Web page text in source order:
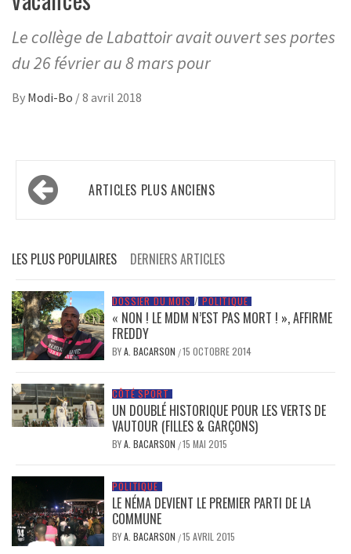
Le collège de Labattoir avait ouvert ses portes
du 26 février au 8 mars pour
By Modi-Bo /8 avril 2018
Navigation
des ARTICLES PLUS ANCIENS
LES PLUS POPULAIRES DERNIERS ARTICLES
DOSSIER DU MOIS / POLITIQUE
« NON ! LE MDM N’EST PAS MORT ! », AFFIRME
FREDDY
BYA. BACARSON /15 OCTOBRE 2014
CÔTÉ SPORT
UN DOUBLÉ HISTORIQUE POUR LES VERTS DE
VAUTOUR (FILLES & GARÇONS)
BYA. BACARSON /15 MAI 2015
POLITIQUE
LE NÉMA DEVIENT LE PREMIER PARTI DE LA
COMMUNE
BYA. BACARSON /15 AVRIL 2015